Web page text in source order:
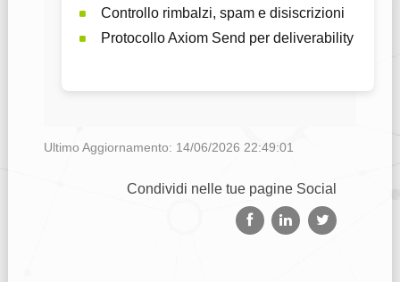
Controllo rimbalzi, spam e disiscrizioni
Protocollo Axiom Send per deliverability
Ultimo Aggiornamento: 14/06/2026 22:49:01
Condividi nelle tue pagine Social